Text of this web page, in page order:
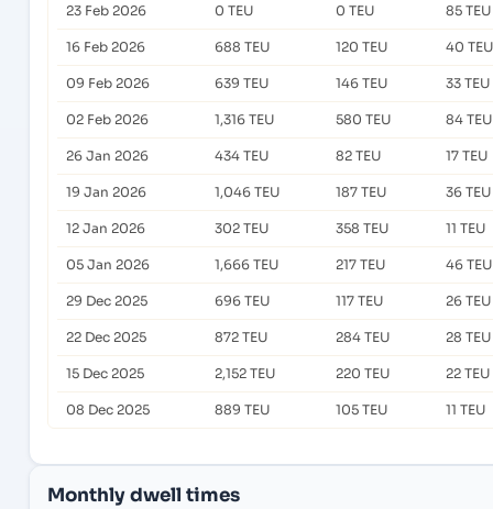
23 Feb 2026 0 TEU 0 TEU 85 TEU
16 Feb 2026 688 TEU 120 TEU 40 TEU
09 Feb 2026 639 TEU 146 TEU 33 TEU
02 Feb 2026 1,316 TEU 580 TEU 84 TEU
26 Jan 2026 434 TEU 82 TEU 17 TEU
19 Jan 2026 1,046 TEU 187 TEU 36 TEU
12 Jan 2026 302 TEU 358 TEU 11 TEU
05 Jan 2026 1,666 TEU 217 TEU 46 TEU
29 Dec 2025 696 TEU 117 TEU 26 TEU
22 Dec 2025 872 TEU 284 TEU 28 TEU
15 Dec 2025 2,152 TEU 220 TEU 22 TEU
08 Dec 2025 889 TEU 105 TEU 11 TEU
Monthly dwell times